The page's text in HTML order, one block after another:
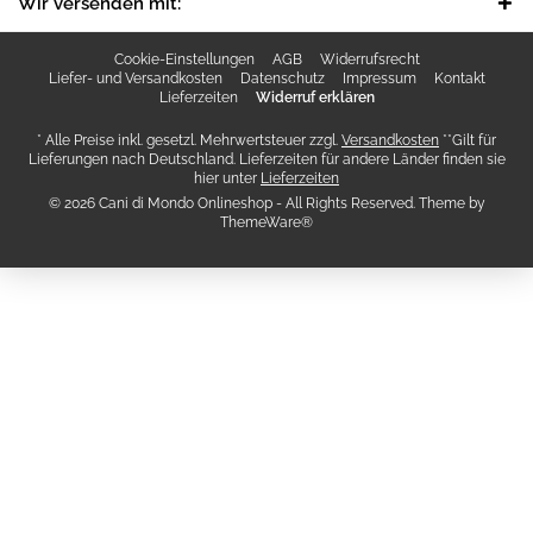
Cookie-Einstellungen AGB
Widerrufsrecht
Liefer- und Versandkosten
Datenschutz Impressum
Kontakt
Lieferzeiten
Widerruf erklären
* Alle Preise inkl. gesetzl. Mehrwertsteuer zzgl. Versandkosten **Gilt für
Lieferungen nach Deutschland. Lieferzeiten für andere Länder finden sie
hier unter Lieferzeiten
© 2026 Cani di Mondo Onlineshop - All Rights Reserved. Theme by
ThemeWare®